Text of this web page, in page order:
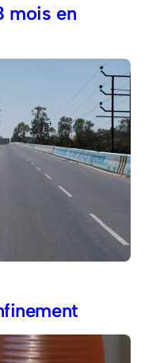
mois en